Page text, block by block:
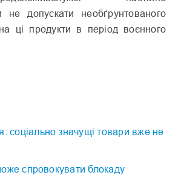
не допускати необґрунтованого
ці продукти в період воєнного
соціально значущі товари вже не
спровокувати блокаду